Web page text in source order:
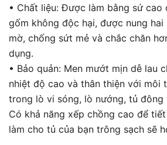
• Chất liệu: Được làm bằng sứ cao
gốm không độc hại, được nung
mờ, chống sứt mẻ và chắc chăn
dụng.
• Bảo quản: Men mướt mịn dễ lau
nhiệt độ cao và thân thiện với môi
trong lò vi sóng, lò nướng, tủ đông
Có khả năng xếp chồng cao để
làm cho tủ của bạn trông sạch sẽ